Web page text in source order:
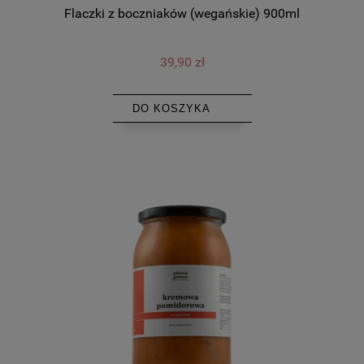
Flaczki z boczniaków (wegańskie) 900ml
39,90 zł
DO KOSZYKA